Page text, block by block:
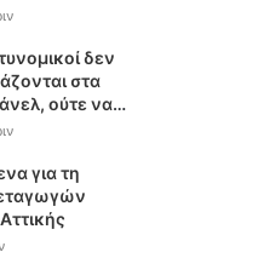
δεν
στα
ούτε να
θεσμική &
για τη